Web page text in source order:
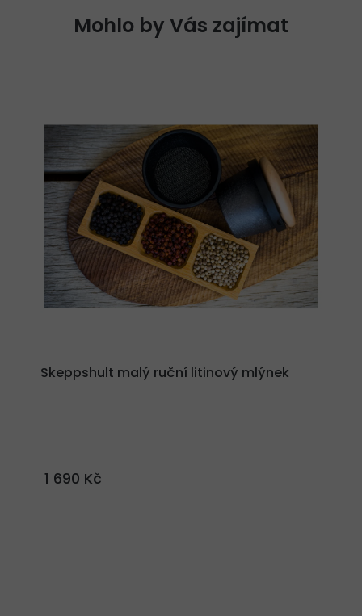
Mohlo by Vás zajímat
Skeppshult malý ruční litinový mlýnek
1 690 Kč